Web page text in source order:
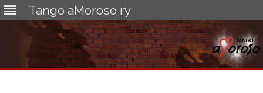
Tango aMoroso ry